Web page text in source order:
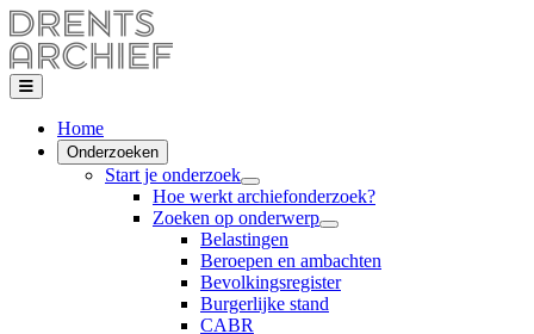
Home
Onderzoeken
Start je onderzoek
Hoe werkt archiefonderzoek?
Zoeken op onderwerp
Belastingen
Beroepen en ambachten
Bevolkingsregister
Burgerlijke stand
CABR